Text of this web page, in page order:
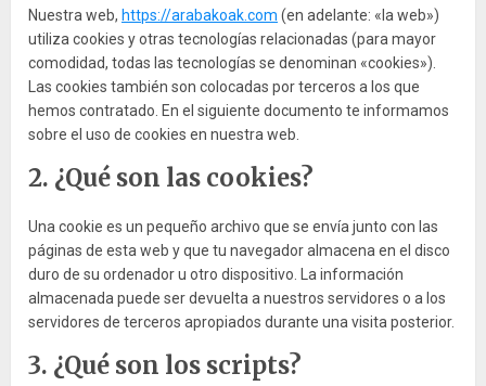
Nuestra web, https://arabakoak.com (en adelante: «la web»)
utiliza cookies y otras tecnologías relacionadas (para mayor
comodidad, todas las tecnologías se denominan «cookies»).
Las cookies también son colocadas por terceros a los que
hemos contratado. En el siguiente documento te informamos
sobre el uso de cookies en nuestra web.
2. ¿Qué son las cookies?
Una cookie es un pequeño archivo que se envía junto con las
páginas de esta web y que tu navegador almacena en el disco
duro de su ordenador u otro dispositivo. La información
almacenada puede ser devuelta a nuestros servidores o a los
servidores de terceros apropiados durante una visita posterior.
3. ¿Qué son los scripts?